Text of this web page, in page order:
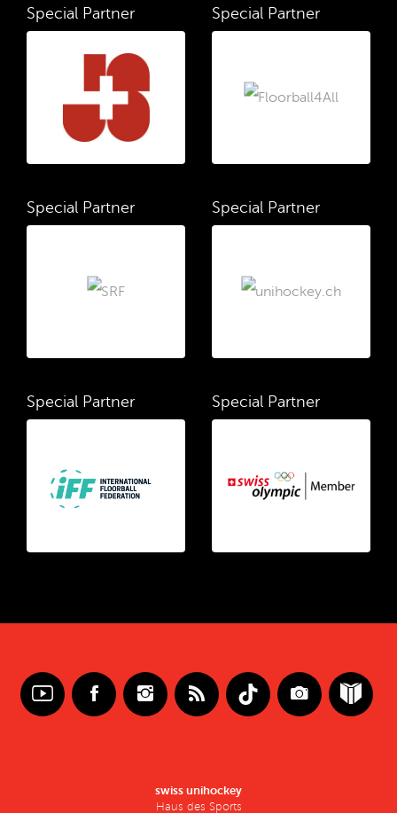
Special Partner Special Partner
Special Partner Special Partner
Special Partner Special Partner
swiss unihockey
Haus des Sports